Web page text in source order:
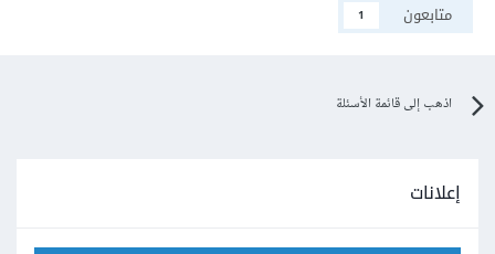
متابعون
1
اذهب إلى قائمة الأسئلة
إعلانات